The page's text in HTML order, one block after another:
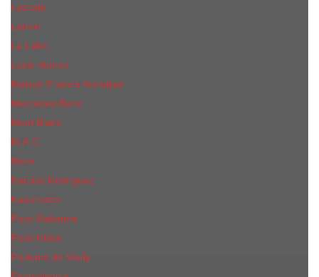
Lacoste
Lanvin
Le Labo
Louis Vuitton
Maison Francis Kurkdjian
Mercedes-Benz
Mont Blanc
M.А.C.
Mexx
Narciso Rodriguez
Nasomatto
Paco Rabanne
Paris Hilton
Parfums de Marly